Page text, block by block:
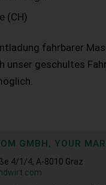
(CH)
fahrbarer
unser geschultes
GMBH, YOUR
4/1/4, A-8010 Graz